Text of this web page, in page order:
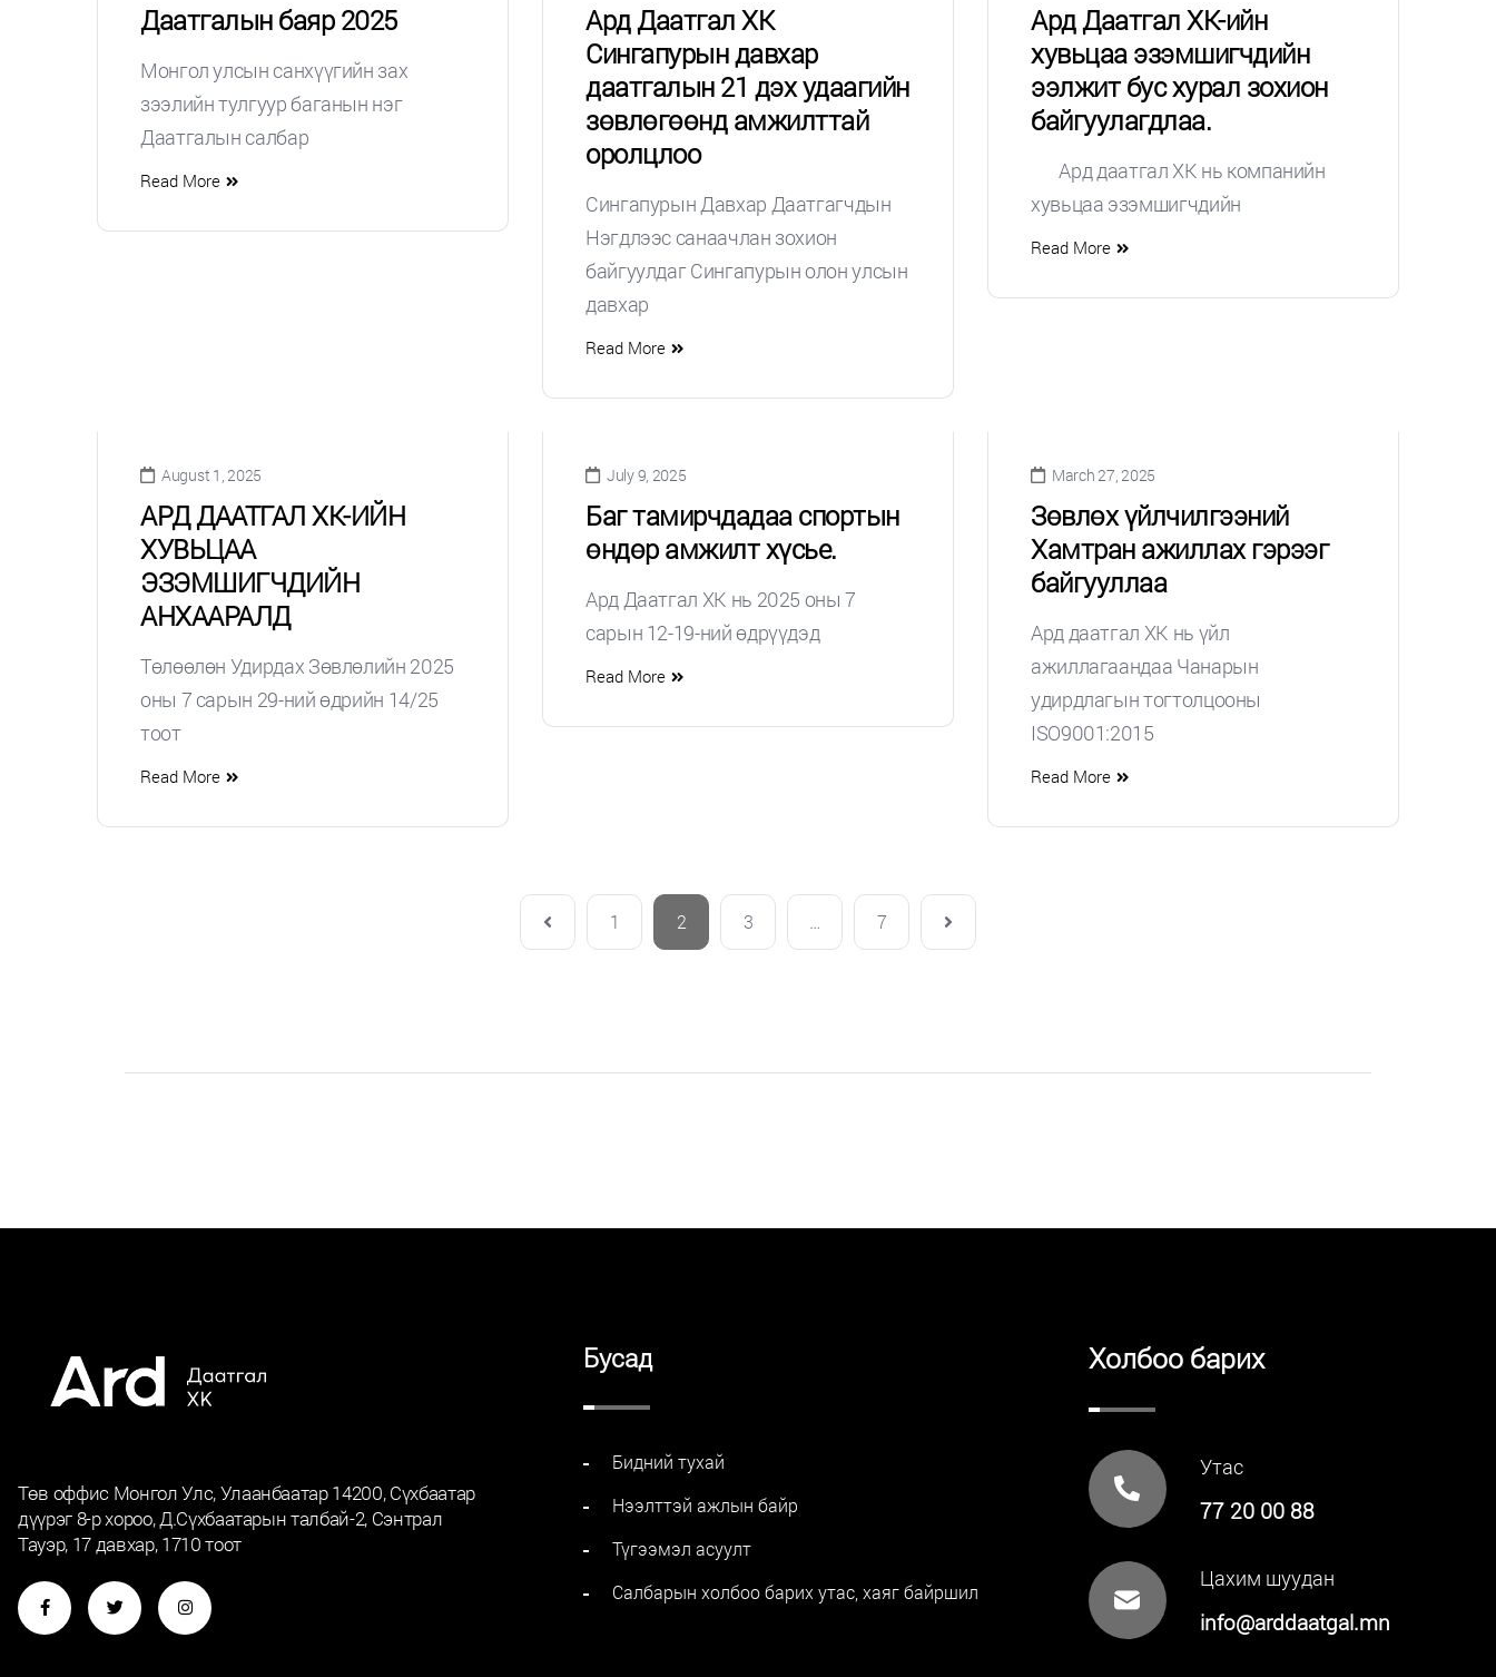
Даатгалын баяр 2025
Монгол улсын санхүүгийн зах
зээлийн тулгуур баганын нэг
Даатгалын салбар
Read More
Ард Даатгал ХК
Сингапурын давхар
даатгалын 21 дэх удаагийн
зөвлөгөөнд амжилттай
оролцлоо
Сингапурын Давхар Даатгагчдын
Нэгдлээс санаачлан зохион
байгуулдаг Сингапурын олон улсын
давхар
Read More
Ард Даатгал ХК-ийн
хувьцаа эзэмшигчдийн
ээлжит бус хурал зохион
байгуулагдлаа.
Ард даатгал ХК нь компанийн
хувьцаа эзэмшигчдийн
Read More
August 1, 2025
АРД ДААТГАЛ ХК-ИЙН
ХУВЬЦАА
ЭЗЭМШИГЧДИЙН
АНХААРАЛД
Төлөөлөн Удирдах Зөвлөлийн 2025
оны 7 сарын 29-ний өдрийн 14/25
тоот
Read More
July 9, 2025
Баг тамирчдадаа спортын
өндөр амжилт хүсье.
Ард Даатгал ХК нь 2025 оны 7
сарын 12-19-ний өдрүүдэд
Read More
March 27, 2025
Зөвлөх үйлчилгээний
Хамтран ажиллах гэрээг
байгууллаа
Ард даатгал ХК нь үйл
ажиллагаандаа Чанарын
удирдлагын тогтолцооны
ISO9001:2015
Read More
1 2 3 … 7
Төв оффис Монгол Улс, Улаанбаатар 14200, Сүхбаатар
дүүрэг 8-р хороо, Д.Сүхбаатарын талбай-2, Сэнтрал
Тауэр, 17 давхар, 1710 тоот
Бусад
Бидний тухай
Нээлттэй ажлын байр
Түгээмэл асуулт
Салбарын холбоо барих утас, хаяг байршил
Холбоо барих
Утас
77 20 00 88
Цахим шуудан
info@arddaatgal.mn